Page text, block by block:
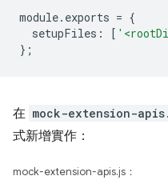
module. exports = {
setupFiles : [
};
在 mock-extension-
式新增實作：
mock-extension-apis.js：